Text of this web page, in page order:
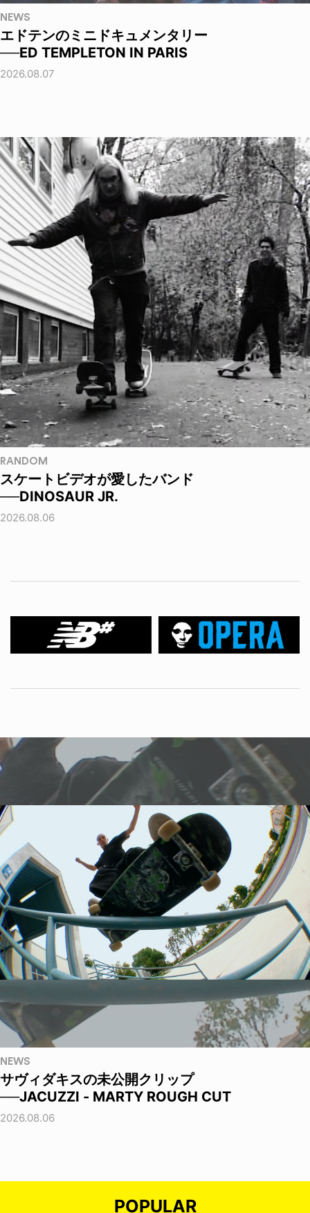
NEWS
エドテンのミニドキュメンタリー
──ED TEMPLETON IN PARIS
2026.08.07
RANDOM
スケートビデオが愛したバンド
──DINOSAUR JR.
2026.08.06
NEWS
サヴィダキスの未公開クリップ
──JACUZZI - MARTY ROUGH CUT
2026.08.06
POPULAR